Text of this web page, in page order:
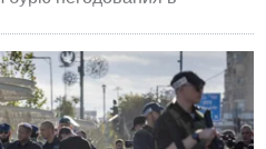
группировки
создания